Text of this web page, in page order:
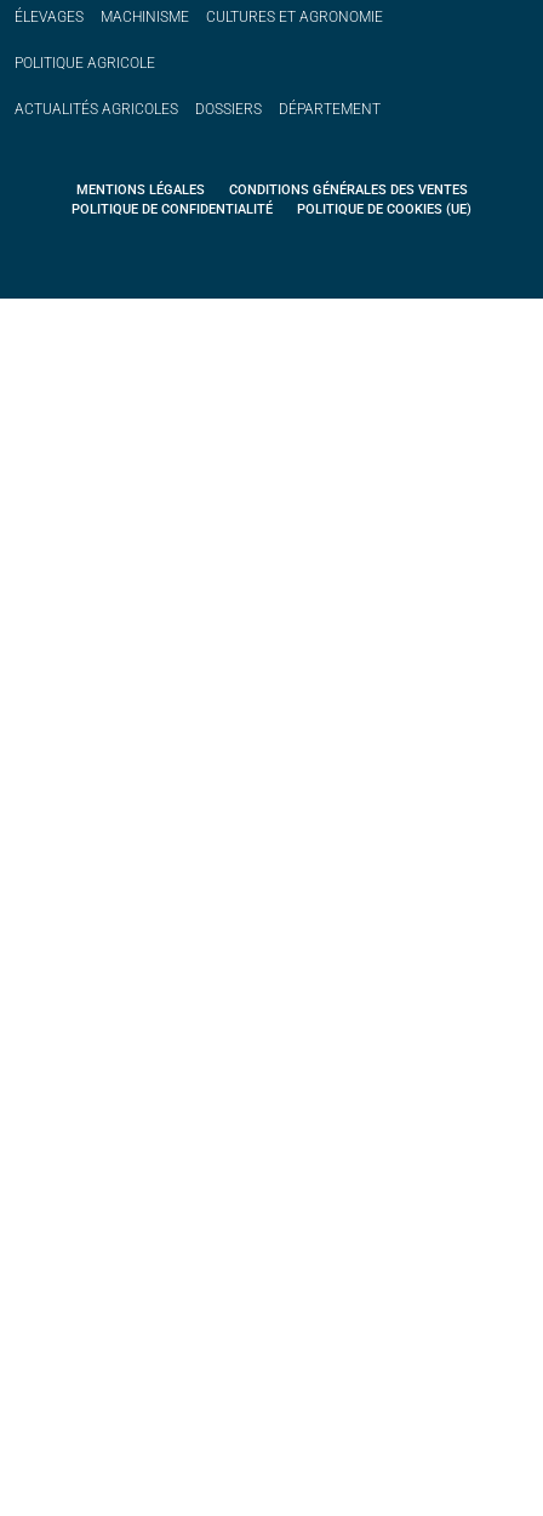
ÉLEVAGES MACHINISME CULTURES ET AGRONOMIE
POLITIQUE AGRICOLE
ACTUALITÉS AGRICOLES DOSSIERS DÉPARTEMENT
MENTIONS LÉGALES
CONDITIONS GÉNÉRALES DES VENTES
POLITIQUE DE CONFIDENTIALITÉ
POLITIQUE DE COOKIES (UE)